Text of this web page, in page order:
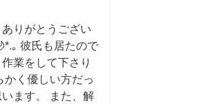
りがとうござい
｡ 彼氏も居たので
業をして下さり
かく優しい方だっ
ます。 また、解